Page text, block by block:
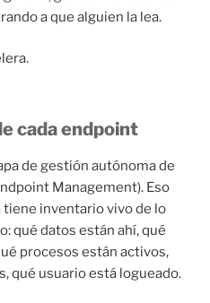
a que alguien la lea.
cada endpoint
de gestión autónoma de
Management). Eso
inventario vivo de lo
qué datos están ahí, qué
procesos están activos,
qué usuario está logueado.